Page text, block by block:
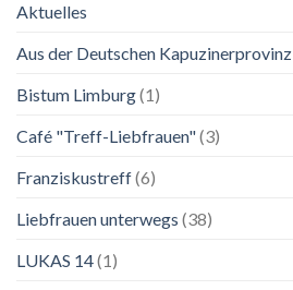
Ausstellung
Aktuelles
Aus der Deutschen Kapuzinerprovinz
Bistum Limburg(1)
Café "Treff-Liebfrauen"(3)
Franziskustreff(6)
Liebfrauen unterwegs (38)
LUKAS 14(1)